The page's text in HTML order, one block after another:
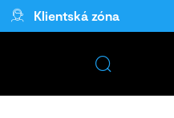
Klientská zóna